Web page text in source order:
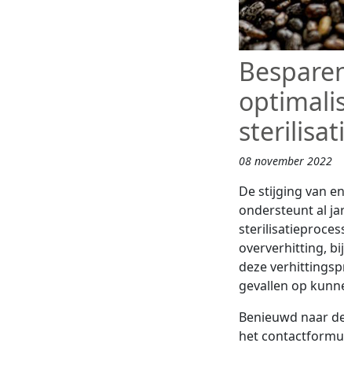
08 november 2022
De stijging van
ondersteunt al
oververhitting,
deze
gevallen op
Benieuwd naar
het